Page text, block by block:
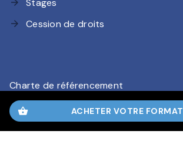
shopping_basket ACHETER VOTRE FORMAT
arrow_forward Stages
arrow_forward Cession de droits
Charte de référencement
CGU
Charte des Données Personnelles
Mentions légales